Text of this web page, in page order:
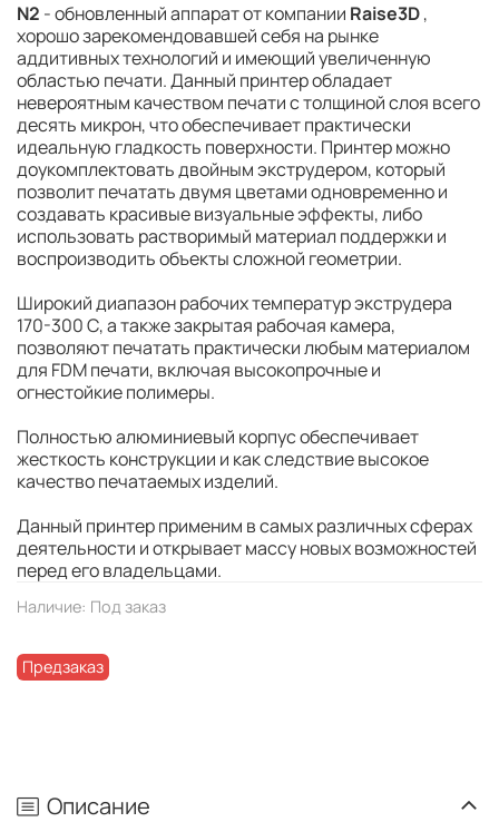
Наличие: Под заказ
Предзаказ
N2 - обновленный аппарат от компании Raise3D,
хорошо зарекомендовавшей себя на рынке
аддитивных технологий и имеющий увеличенную
областью печати. Данный принтер обладает
невероятным качеством печати с толщиной слоя всего
десять микрон, что обеспечивает практически
идеальную гладкость поверхности. Принтер можно
доукомплектовать двойным экструдером, который
позволит печатать двумя цветами одновременно и
создавать красивые визуальные эффекты, либо
использовать растворимый материал поддержки и
воспроизводить объекты сложной геометрии.
Широкий диапазон рабочих температур экструдера
170-300 С, а также закрытая рабочая камера,
позволяют печатать практически любым материалом
для FDM печати, включая высокопрочные и
огнестойкие полимеры.
Полностью алюминиевый корпус обеспечивает
жесткость конструкции и как следствие высокое
качество печатаемых изделий.
Данный принтер применим в самых различных сферах
деятельности и открывает массу новых возможностей
перед его владельцами.
Описание